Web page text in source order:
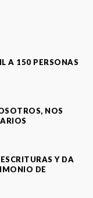
A 150 PERSONAS
NOS
Y DA
DE